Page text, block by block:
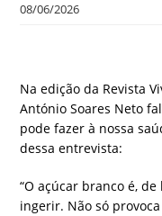
08/06/2026
Na edição da Revista
António Soares Neto
pode fazer à nossa
dessa entrevista:
“O açúcar branco é,
ingerir. Não só